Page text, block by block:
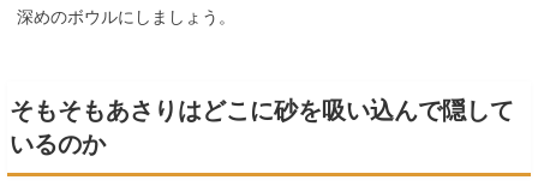
深めのボウルにしましょう。
そもそもあさりはどこに砂を吸い込んで隠して
いるのか